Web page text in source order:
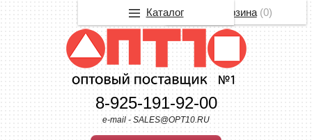
8-925-191-92-00
e-mail - SALES@OPT10.RU
Корзина(0)
Каталог